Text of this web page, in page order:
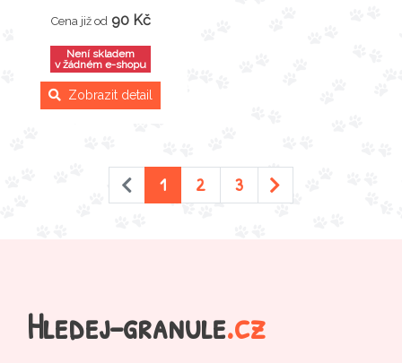
Cena již od 90 Kč
Není skladem
v žádném e-shopu
Zobrazit detail
1 2 3
Hledej-granule.cz